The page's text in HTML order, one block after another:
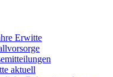
Erwitte
aktuell